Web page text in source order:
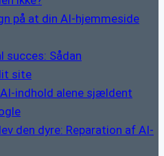
på at din AI-hjemmeside
succes: Sådan
site
indhold alene sjældent
den dyre: Reparation af AI-